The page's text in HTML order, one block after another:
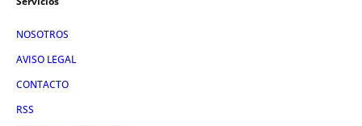
NOSOTROS
AVISO LEGAL
CONTACTO
RSS